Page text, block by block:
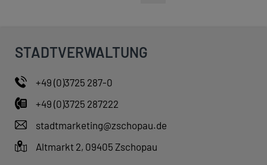
STADTVERWALTUNG
+49 (0)3725 287-0
+49 (0)3725 287222
stadtmarketing@zschopau.de
Altmarkt 2, 09405 Zschopau